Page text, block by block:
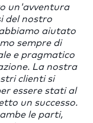
un'avventura
del nostro
aiutato
sempre di
e pragmatico
La nostra
clienti si
essere stati al
un successo.
le parti,